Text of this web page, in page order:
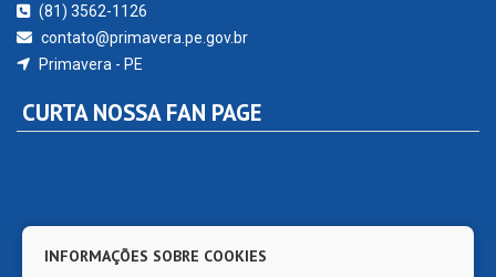
(81) 3562-1126
contato@primavera.pe.gov.br
Primavera - PE
CURTA NOSSA FAN PAGE
INFORMAÇÕES SOBRE COOKIES